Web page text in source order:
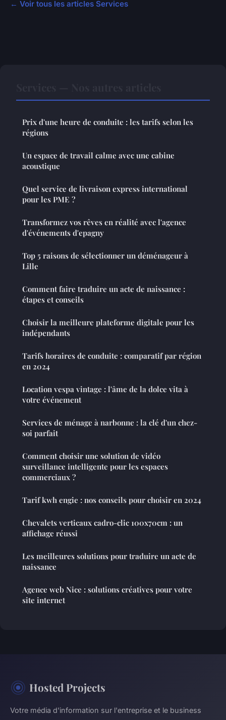
← Voir tous les articles Services
Prix d'une heure de conduite : les tarifs selon les
régions
Un espace de travail calme avec une cabine
acoustique
Quel service de livraison express international
pour les PME ?
Transformez vos rêves en réalité avec l'agence
d'événements d'epagny
Top 5 raisons de sélectionner un déménageur à
Lille
Comment faire traduire un acte de naissance :
étapes et conseils
Choisir la meilleure plateforme digitale pour les
indépendants
Tarifs horaires de conduite : comparatif par région
en 2024
Location vespa vintage : l'âme de la dolce vita à
votre événement
Services de ménage à narbonne : la clé d'un chez-
soi parfait
Comment choisir une solution de vidéo
surveillance intelligente pour les espaces
commerciaux ?
Tarif kwh engie : nos conseils pour choisir en 2024
Chevalets verticaux cadro-clic 100x70cm : un
affichage réussi
Les meilleures solutions pour traduire un acte de
naissance
Agence web Nice : solutions créatives pour votre
site internet
Hosted Projects
Votre média d'information sur l'entreprise et le business